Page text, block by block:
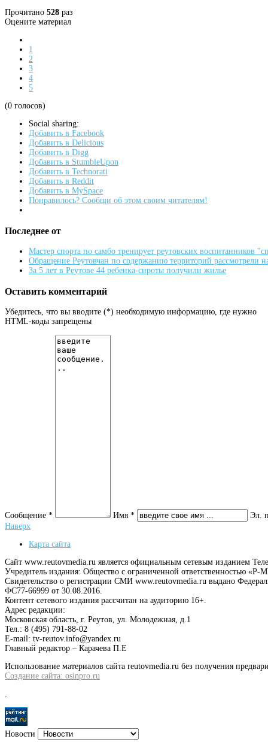
Прочитано 528 раз
Оцените материал
1
2
3
4
5
(0 голосов)
Social sharing:
Добавить в Facebook
Добавить в Delicious
Добавить в Digg
Добавить в StumbleUpon
Добавить в Technorati
Добавить в Reddit
Добавить в MySpace
Понравилось? Сообщи об этом своим читателям!
Последнее от
Мастер спорта по самбо тренирует реутовских воспитанников
Обращение Реутовчан по содержанию территорий рассмотрели
За 5 лет в Реутове 44 ребенка-сироты получили жилье
Оставить комментарий
Убедитесь, что вы вводите (*) необходимую информацию, где нужно
HTML-коды запрещены
Сообщение * Имя *
Эл.
Наверх
Карта сайта
Сайт www.reutovmedia.ru является официальным сетевым изданием
Учредитель издания: Общество с ограниченной ответственностью
Свидетельство о регистрации СМИ www.reutovmedia.ru выдано
ФС77-66999 от 30.08.2016.
Контент сетевого издания рассчитан на аудиторию 16+.
Адрес редакции:
Московская область, г. Реутов, ул. Молодежная, д.1
Тел.: 8 (495) 791-88-02
E-mail: tv-reutov.info@yandex.ru
Главный редактор – Карачева П.Е
Использование материалов сайта reutovmedia.ru без получения
Создание сайта: osinpro.ru
Новости